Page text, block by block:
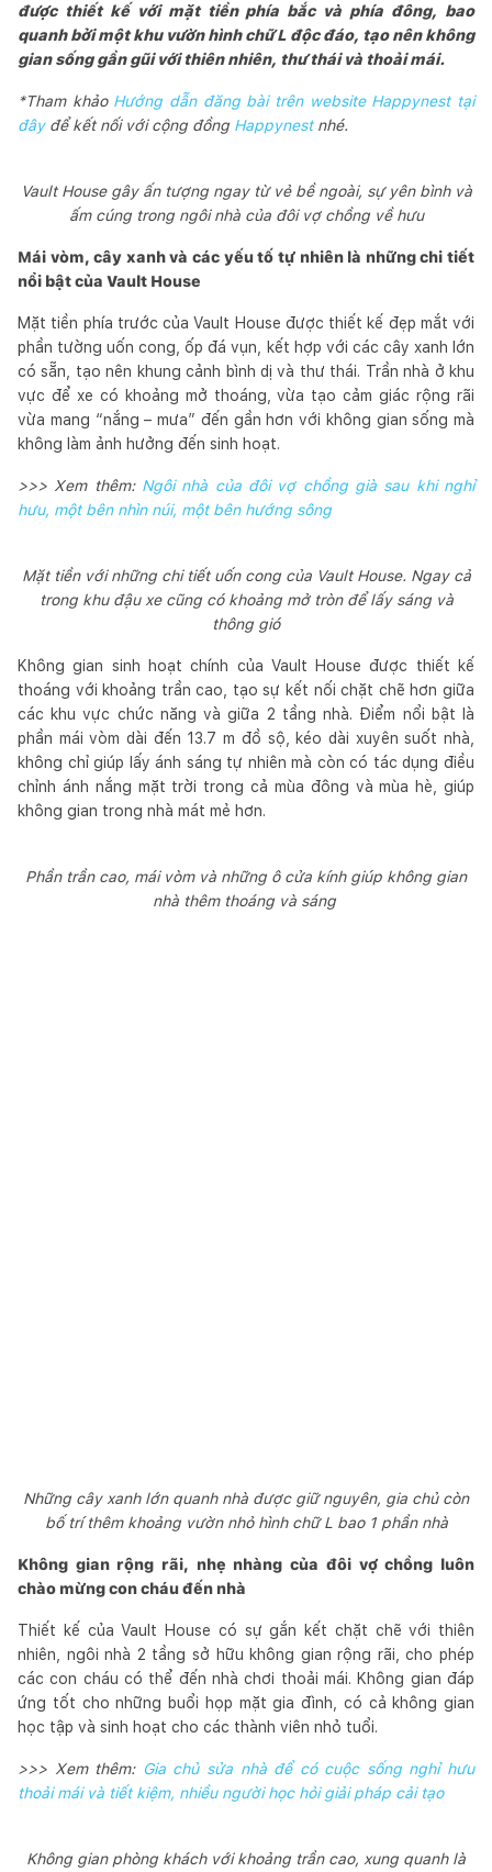
được thiết kế với mặt tiền phía bắc và phía đông, bao
quanh bởi một khu vườn hình chữ L độc đáo, tạo nên không
gian sống gần gũi với thiên nhiên, thư thái và thoải mái.
*Tham khảo Hướng dẫn đăng bài trên website Happynest tại
đâyđể kết nối với cộng đồng Happynest nhé.
Vault House gây ấn tượng ngay từ vẻ bề ngoài, sự yên bình và
ấm cúng trong ngôi nhà của đôi vợ chồng về hưu
Mái vòm, cây xanh và các yếu tố tự nhiên là những chi tiết
nổi bật của Vault House
Mặt tiền phía trước của Vault House được thiết kế đẹp mắt với
phần tường uốn cong, ốp đá vụn, kết hợp với các cây xanh lớn
có sẵn, tạo nên khung cảnh bình dị và thư thái. Trần nhà ở khu
vực để xe có khoảng mở thoáng, vừa tạo cảm giác rộng rãi
vừa mang “nắng – mưa” đến gần hơn với không gian sống mà
không làm ảnh hưởng đến sinh hoạt.
>>> Xem thêm: Ngôi nhà của đôi vợ chồng già sau khi nghỉ
hưu, một bên nhìn núi, một bên hướng sông
Mặt tiền với những chi tiết uốn cong của Vault House. Ngay cả
trong khu đậu xe cũng có khoảng mở tròn để lấy sáng và
thông gió
Không gian sinh hoạt chính của Vault House được thiết kế
thoáng với khoảng trần cao, tạo sự kết nối chặt chẽ hơn giữa
các khu vực chức năng và giữa 2 tầng nhà. Điểm nổi bật là
phần mái vòm dài đến 13.7 m đồ sộ, kéo dài xuyên suốt nhà,
không chỉ giúp lấy ánh sáng tự nhiên mà còn có tác dụng điều
chỉnh ánh nắng mặt trời trong cả mùa đông và mùa hè, giúp
không gian trong nhà mát mẻ hơn.
Phần trần cao, mái vòm và những ô cửa kính giúp không gian
nhà thêm thoáng và sáng
Những cây xanh lớn quanh nhà được giữ nguyên, gia chủ còn
bố trí thêm khoảng vườn nhỏ hình chữ L bao 1 phần nhà
Không gian rộng rãi, nhẹ nhàng của đôi vợ chồng luôn
chào mừng con cháu đến nhà
Thiết kế của Vault House có sự gắn kết chặt chẽ với thiên
nhiên, ngôi nhà 2 tầng sở hữu không gian rộng rãi, cho phép
các con cháu có thể đến nhà chơi thoải mái. Không gian đáp
ứng tốt cho những buổi họp mặt gia đình, có cả không gian
học tập và sinh hoạt cho các thành viên nhỏ tuổi.
>>> Xem thêm: Gia chủ sửa nhà để có cuộc sống nghỉ hưu
thoải mái và tiết kiệm, nhiều người học hỏi giải pháp cải tạo
Không gian phòng khách với khoảng trần cao, xung quanh là